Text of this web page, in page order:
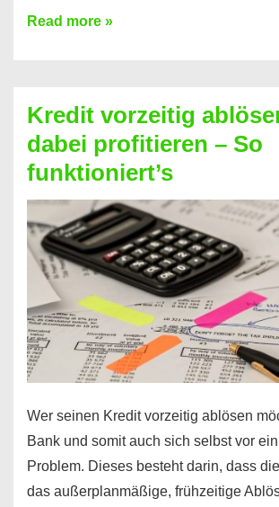
Ganz
Kredit
berechnen
–
Mit
diesen
Regeln!
Read more »
Kredit vorzeitig
dabei profitieren – So
funktioniert’s
Wer seinen Kredit vorzeitig ablösen
Bank und somit auch sich selbst vor
Problem. Dieses besteht darin, dass
das außerplanmäßige, frühzeitige